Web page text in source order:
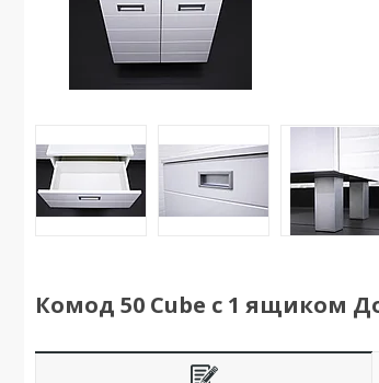
Комод 50 Cube с 1 ящиком